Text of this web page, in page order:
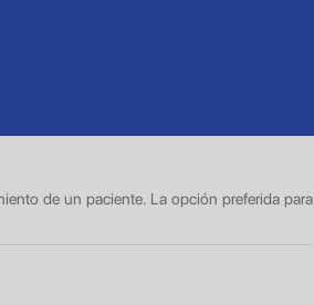
de un paciente. La opción preferida para